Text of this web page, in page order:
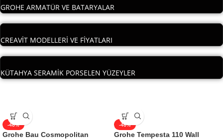
GROHE ARMATÜR VE BATARYALAR
CREAVİT MODELLERİ VE FİYATLARI
KÜTAHYA SERAMİK PORSELEN YÜZEYLER
-46%
Grohe Bau Cosmopolitan
-46%
Grohe Tempesta 110 Wall